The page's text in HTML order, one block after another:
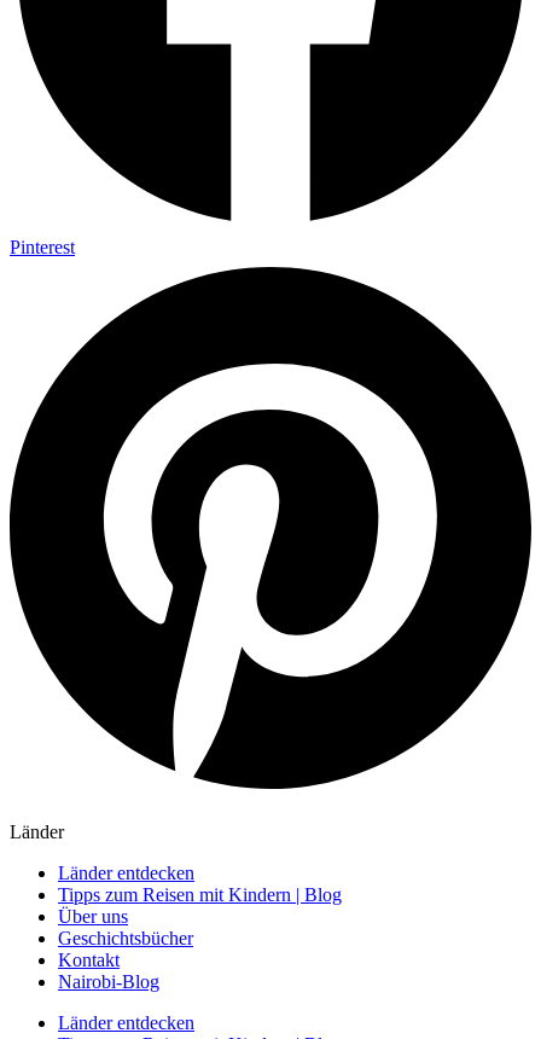
Pinterest
Länder
Länder entdecken
Tipps zum Reisen mit Kindern | Blog
Über uns
Geschichtsbücher
Kontakt
Nairobi-Blog
Länder entdecken